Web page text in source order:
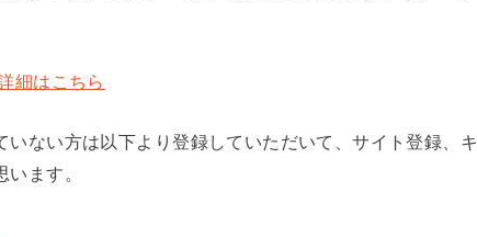
細はこちら
いない方は以下より登録していただいて、サイト登録、キ
ます。